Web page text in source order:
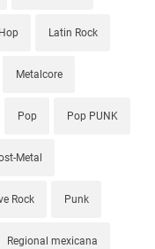
Latin Rock
Metalcore
Pop Pop PUNK
Metal
Rock Punk
Regional mexicana